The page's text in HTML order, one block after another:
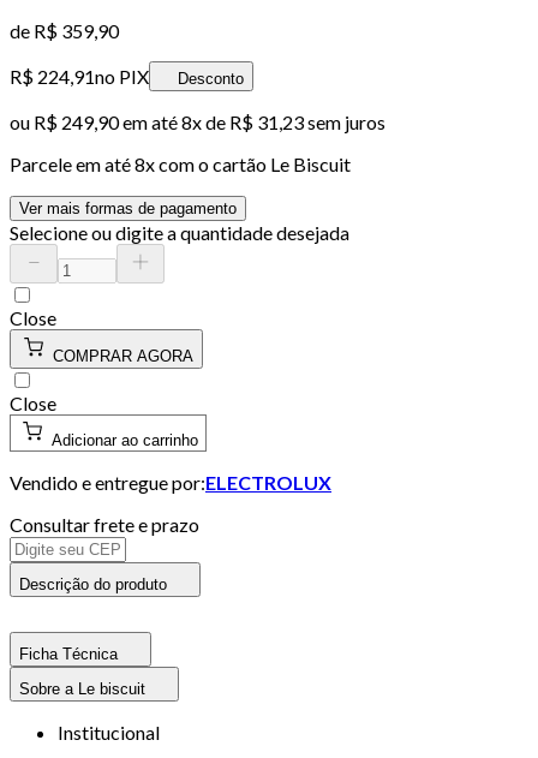
de R$ 359,90
R$ 224,91no PIX Desconto
ou R$ 249,90em até8x de R$ 31,23 sem juros
Parcele em até8x com o cartão Le Biscuit
Ver mais formas de pagamento
Selecione ou digite a quantidade desejada
Close
COMPRAR AGORA
Close
Adicionar ao carrinho
Vendido e entregue por:ELECTROLUX
Consultar frete e prazo
Descrição do produto
Ficha Técnica
Sobre a Le biscuit
Institucional